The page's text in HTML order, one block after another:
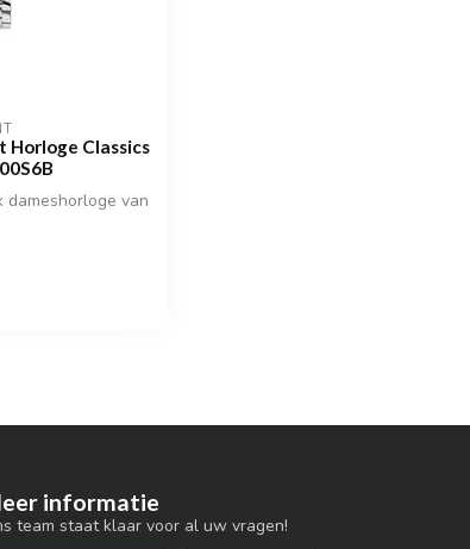
Horloge Classics
dameshorloge van
informatie
team staat klaar voor al uw vragen!